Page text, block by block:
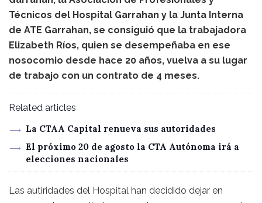
Técnicos del Hospital Garrahan y la Junta Interna
de ATE Garrahan, se consiguió que la trabajadora
Elizabeth Ríos, quien se desempeñaba en ese
nosocomio desde hace 20 años, vuelva a su lugar
de trabajo con un contrato de 4 meses.
Related articles
La CTAA Capital renueva sus autoridades
El próximo 20 de agosto la CTA Autónoma irá a
elecciones nacionales
Las autiridades del Hospital han decidido dejar en